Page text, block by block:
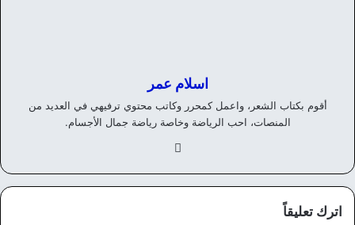
اسلام عمر
أقوم بكتاب الشعر، واعمل كمحرر وكاتب محتوي ترفيهي في العديد من
المنصات، احب الرياضة وخاصة رياضة جمال الأجسام.
وك
اترك تعليقاً